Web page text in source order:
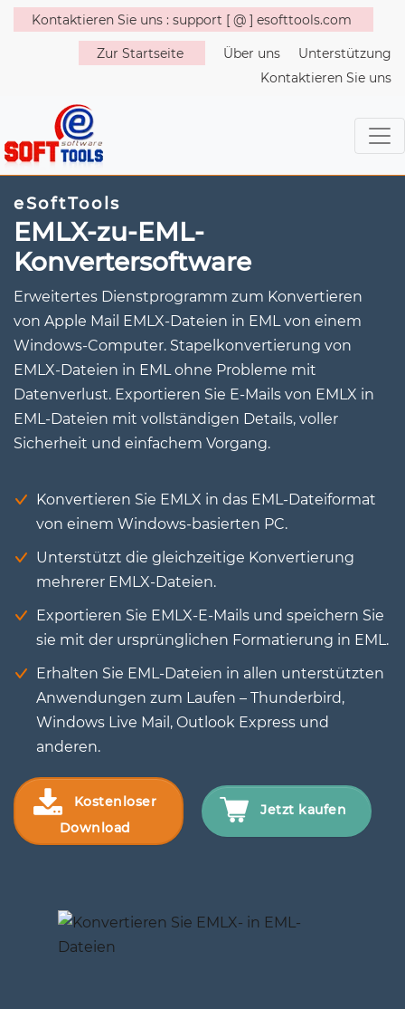
Kontaktieren Sie uns : support [ @ ] esofttools.com
Zur Startseite Über uns
Unterstützung
Kontaktieren Sie uns
eSoftTools
EMLX-zu-EML-
Konvertersoftware
Erweitertes Dienstprogramm zum Konvertieren
von Apple Mail EMLX-Dateien in EML von einem
Windows-Computer. Stapelkonvertierung von
EMLX-Dateien in EML ohne Probleme mit
Datenverlust. Exportieren Sie E-Mails von EMLX in
EML-Dateien mit vollständigen Details, voller
Sicherheit und einfachem Vorgang.
Konvertieren Sie EMLX in das EML-Dateiformat
von einem Windows-basierten PC.
Unterstützt die gleichzeitige Konvertierung
mehrerer EMLX-Dateien.
Exportieren Sie EMLX-E-Mails und speichern Sie
sie mit der ursprünglichen Formatierung in EML.
Erhalten Sie EML-Dateien in allen unterstützten
Anwendungen zum Laufen – Thunderbird,
Windows Live Mail, Outlook Express und
anderen.
Kostenloser
Download
Jetzt kaufen